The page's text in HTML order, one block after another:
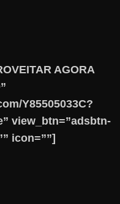
AGORA
Y85505033C?
view_btn=”adsbtn-
icon=””]